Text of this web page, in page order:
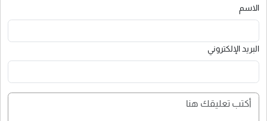
الاسم
البريد الإلكتروني